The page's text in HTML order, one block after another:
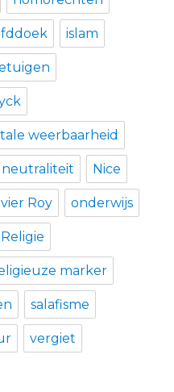
islam
weerbaarheid
neutraliteit Nice
Roy onderwijs
Religie
marker
salafisme
vergiet